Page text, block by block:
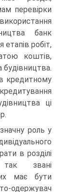
перевірки
банк
робіт,
коштів,
будівництва.
кредитному
ці
роль у
в розділі
так звані
має бути
одержувач